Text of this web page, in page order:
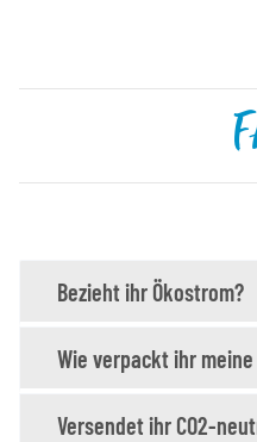
Bezieht ihr Ökostrom?
Wie verpackt ihr
Versendet ihr CO2-